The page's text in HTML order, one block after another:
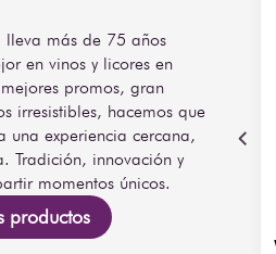
exclusiva para
Al ser existencias
detalles estéticos o
calidad que buscas. Debido a
y *No se aceptan cambios ni
Alianza antes de que vuelen!
lleva más de 75 años
en vinos y licores en
promos, gran
irresistibles, hacemos que
una experiencia cercana,
Tradición, innovación y
momentos únicos.
productos